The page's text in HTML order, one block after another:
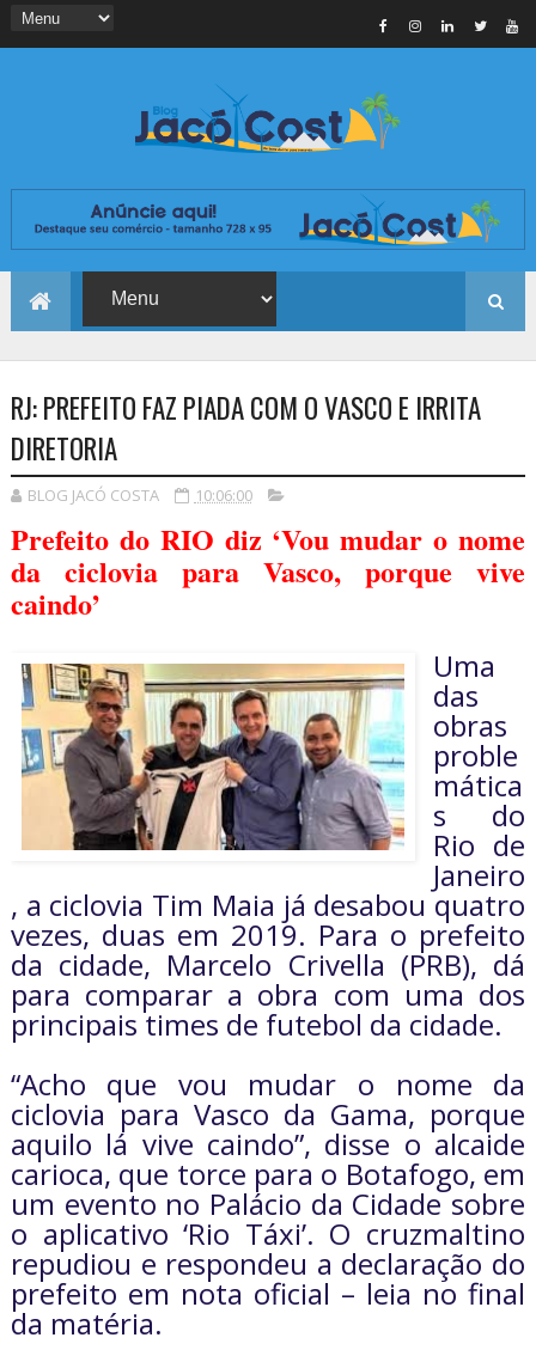
RJ: PREFEITO FAZ PIADA COM O VASCO E IRRITA
DIRETORIA
BLOG JACÓ COSTA 10:06:00
Prefeito do RIO diz ‘Vou mudar o nome
da ciclovia para Vasco, porque vive
caindo’
Uma
das
obras
proble
mática
s do
Rio de
Janeiro
, a ciclovia Tim Maia já desabou quatro
vezes, duas em 2019. Para o prefeito
da cidade, Marcelo Crivella (PRB), dá
para comparar a obra com uma dos
principais times de futebol da cidade.
“Acho que vou mudar o nome da
ciclovia para Vasco da Gama, porque
aquilo lá vive caindo”, disse o alcaide
carioca, que torce para o Botafogo, em
um evento no Palácio da Cidade sobre
o aplicativo ‘Rio Táxi’. O cruzmaltino
repudiou e respondeu a declaração do
prefeito em nota oficial – leia no final
da matéria.